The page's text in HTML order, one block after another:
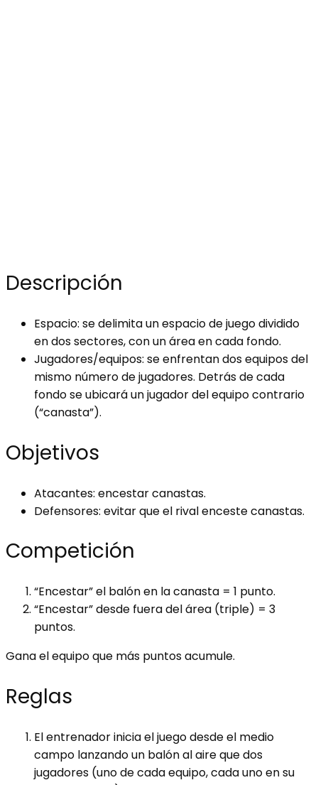
Descripción
Espacio: se delimita un espacio de juego dividido
en dos sectores, con un área en cada fondo.
Jugadores/equipos: se enfrentan dos equipos del
mismo número de jugadores. Detrás de cada
fondo se ubicará un jugador del equipo contrario
(“canasta”).
Objetivos
Atacantes: encestar canastas.
Defensores: evitar que el rival enceste canastas.
Competición
“Encestar” el balón en la canasta = 1 punto.
“Encestar” desde fuera del área (triple) = 3
puntos.
Gana el equipo que más puntos acumule.
Reglas
El entrenador inicia el juego desde el medio
campo lanzando un balón al aire que dos
jugadores (uno de cada equipo, cada uno en su